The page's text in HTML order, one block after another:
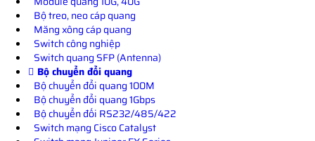
Bộ treo, neo cáp quang
Măng xông cáp quang
Switch công nghiệp
Switch quang SFP (Antenna)
Bộ chuyển đổi quang
Bộ chuyển đổi quang 100M
Bộ chuyển đổi quang 1Gbps
Bộ chuyển đối RS232/485/422
Switch mạng Cisco Catalyst